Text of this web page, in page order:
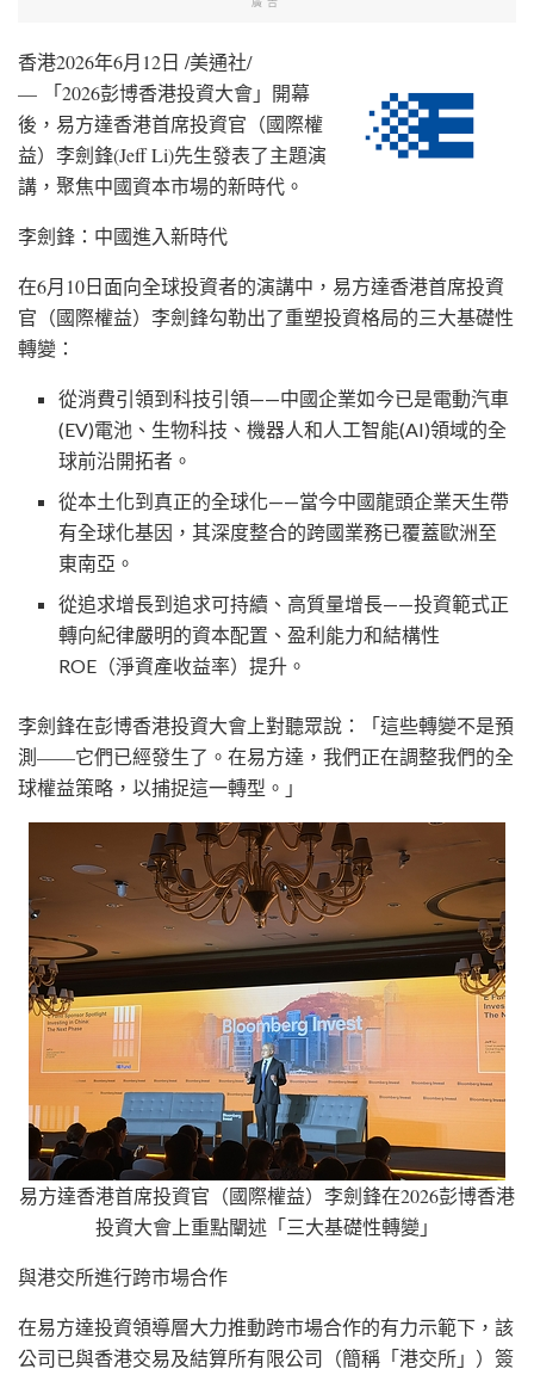
廣告
香港2026年6月12日 /美通社/
—
「2026彭博香港投資大會」開幕
後 ，易方達香港首席投資官（國際權
益）李劍鋒(Jeff Li)先生發表了主題演
講，聚焦中國資本市場的新時代。
李劍鋒：中國進入新時代
在6月10日面向全球投資者的演講中，易方達香港首席投資
官（國際權益）李劍鋒勾勒出了重塑投資格局的三大基礎性
轉變：
從消費引領到科技引領——中國企業如今已是電動汽車
(EV)電池、生物科技、機器人和人工智能(AI)領域的全
球前沿開拓者。
從本土化到真正的全球化——當今中國龍頭企業天生帶
有全球化基因，其深度整合的跨國業務已覆蓋歐洲至
東南亞。
從追求增長到追求可持續、高質量增長——投資範式正
轉向紀律嚴明的資本配置、盈利能力和結構性
ROE（淨資產收益率）提升。
李劍鋒在彭博香港投資大會上對聽眾說：「這些轉變不是預
測——它們已經發生了。在易方達，我們正在調整我們的全
球權益策略，以捕捉這一轉型。」
易方達香港首席投資官（國際權益）李劍鋒在2026彭博香港
投資大會上重點闡述「三大基礎性轉變」
與港交所進行跨市場合作
在易方達投資領導層大力推動跨市場合作的有力示範下，該
公司已與香港交易及結算所有限公司（簡稱「港交所」）簽